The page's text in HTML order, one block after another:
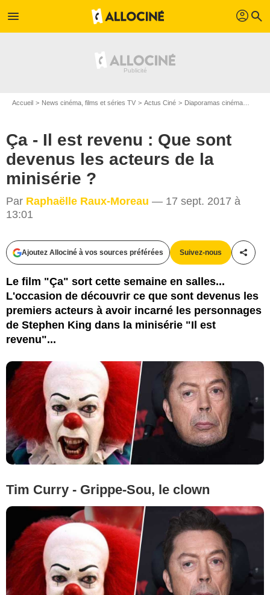
menu profil search
Accueil News cinéma, films et séries TV Actus Ciné Diaporamas cinéma
Ça - Il est revenu : Que sont
devenus les acteurs de la
minisérie ?
Par Raphaëlle Raux-Moreau — 17 sept. 2017 à
13:01
Ajoutez Allociné à vos sources préférées Suivez-nous
Le film "Ça" sort cette semaine en salles...
L'occasion de découvrir ce que sont devenus les
premiers acteurs à avoir incarné les personnages
de Stephen King dans la minisérie "Il est
revenu"...
ABC / Lorimar Productions / Warner Home Video / AGENCE / BESTIMAGE
Tim Curry - Grippe-Sou, le clown